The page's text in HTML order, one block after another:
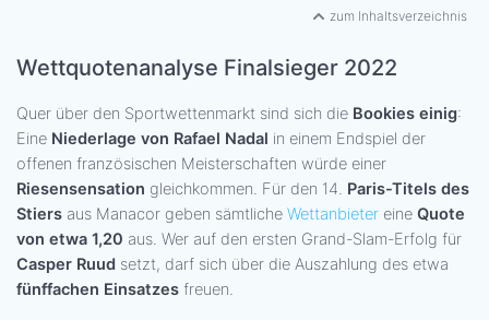
zum Inhaltsverzeichnis
Wettquotenanalyse Finalsieger 2022
Quer über den Sportwettenmarkt sind sich die Bookies einig:
Eine Niederlage von Rafael Nadal in einem Endspiel der
offenen französischen Meisterschaften würde einer
Riesensensation gleichkommen. Für den 14. Paris-Titels des
Stiers aus Manacor geben sämtliche Wettanbieter eine Quote
von etwa 1,20 aus. Wer auf den ersten Grand-Slam-Erfolg für
Casper Ruud setzt, darf sich über die Auszahlung des etwa
fünffachen Einsatzes freuen.